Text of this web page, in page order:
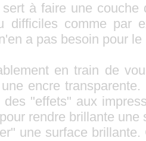
à faire une couche
difficiles comme par
a pas besoin pour
en train de
encre
des "effets" aux
rendre brillante une
une surface